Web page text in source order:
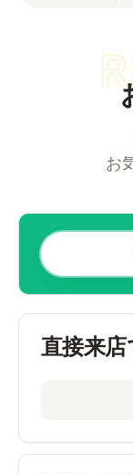
お
直接来